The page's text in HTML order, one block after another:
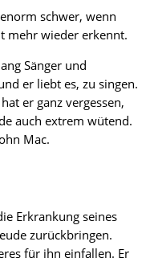
schwer, wenn
mehr wieder erkennt.
Sänger und
er liebt es, zu singen.
er ganz vergessen,
auch extrem wütend.
Mac.
Erkrankung seines
zurückbringen.
für ihn einfallen. Er